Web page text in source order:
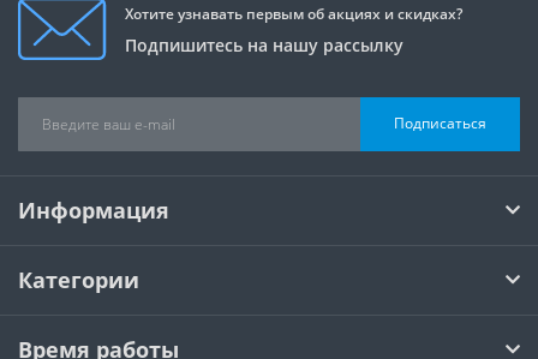
Хотите узнавать первым об акциях и скидках?
Подпишитесь на нашу рассылку
Подписаться
Информация
Категории
Время работы